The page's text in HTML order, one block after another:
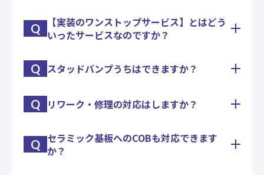
金ウエッジボンディングも出来ます。
加圧加熱方式です。
ＡＣＦ等の樹脂接合系の実装を得意としておりま
Q
【実装のワンストップサービス】とはどう
いったサービスなのですか？
実装・試作～量産準備～量産までの開発ステップ
立までの全ての製造段階をカバーする一連のサービ
スを意味します。
Q スタッドバンプうちはできますか？
金スタッドバンプ打ちは出来ます。
します。
Q リワーク・修理の対応はしますか？
一般的なリワークもいたしますし、実験品のワイヤ
ー張りなおしや、チップの乗せ換え等、様々なニー
Q セラミック基板へのCOBも対応できます
か？